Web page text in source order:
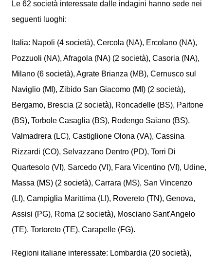
Le 62 società interessate dalle indagini hanno sede nei
seguenti luoghi:
Italia: Napoli (4 società), Cercola (NA), Ercolano (NA),
Pozzuoli (NA), Afragola (NA) (2 società), Casoria (NA),
Milano (6 società), Agrate Brianza (MB), Cernusco sul
Naviglio (MI), Zibido San Giacomo (MI) (2 società),
Bergamo, Brescia (2 società), Roncadelle (BS), Paitone
(BS), Torbole Casaglia (BS), Rodengo Saiano (BS),
Valmadrera (LC), Castiglione Olona (VA), Cassina
Rizzardi (CO), Selvazzano Dentro (PD), Torri Di
Quartesolo (VI), Sarcedo (VI), Fara Vicentino (VI), Udine,
Massa (MS) (2 società), Carrara (MS), San Vincenzo
(LI), Campiglia Marittima (LI), Rovereto (TN), Genova,
Assisi (PG), Roma (2 società), Mosciano Sant'Angelo
(TE), Tortoreto (TE), Carapelle (FG).
Regioni italiane interessate: Lombardia (20 società),